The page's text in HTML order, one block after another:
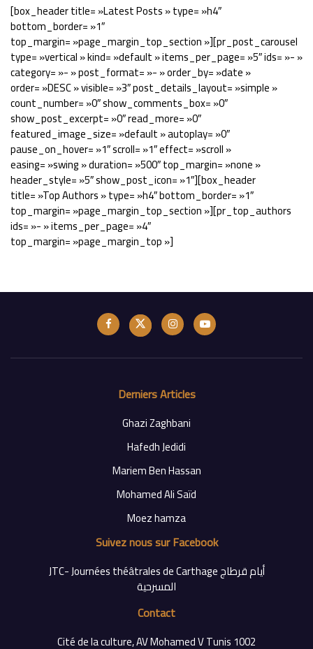
[box_header title= »Latest Posts » type= »h4″
bottom_border= »1″
top_margin= »page_margin_top_section »][pr_post_carousel
type= »vertical » kind= »default » items_per_page= »5″ ids= »- »
category= »- » post_format= »- » order_by= »date »
order= »DESC » visible= »3″ post_details_layout= »simple »
count_number= »0″ show_comments_box= »0″
show_post_excerpt= »0″ read_more= »0″
featured_image_size= »default » autoplay= »0″
pause_on_hover= »1″ scroll= »1″ effect= »scroll »
easing= »swing » duration= »500″ top_margin= »none »
header_style= »5″ show_post_icon= »1″][box_header
title= »Top Authors » type= »h4″ bottom_border= »1″
top_margin= »page_margin_top_section »][pr_top_authors
ids= »- » items_per_page= »4″
top_margin= »page_margin_top »]
Derniers Articles
Ghazi Zaghbani
Hafedh Jedidi
Mariem Ben Hassan
Mohamed Ali Saïd
Moez hamza
Suivez nous sur Facebook
‎JTC- Journées théâtrales de Carthage أيام قرطاج
Contact
Cité de la culture, AV Mohamed V Tunis 1002